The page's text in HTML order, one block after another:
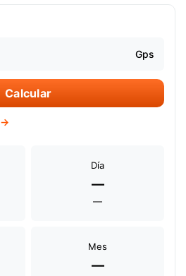
Gps
Calcular
→
Día
—
—
Mes
—